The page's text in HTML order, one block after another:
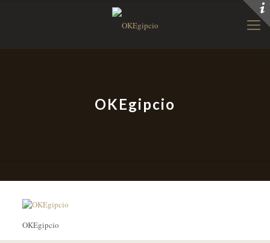
OKEgipcio
OKEgipcio